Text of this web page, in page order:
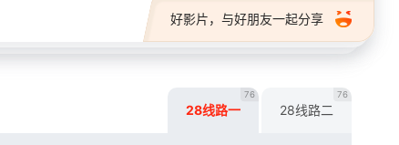
好影片，与好朋友一起分享
28线路一
76
28线路二
76